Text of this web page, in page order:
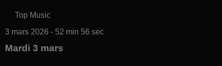
Top Music
3 mars 2026 - 52 min 56 sec
Mardi 3 mars